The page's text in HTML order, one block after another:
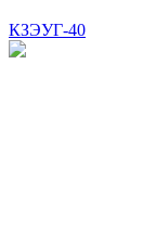
КЗЭУГ-40